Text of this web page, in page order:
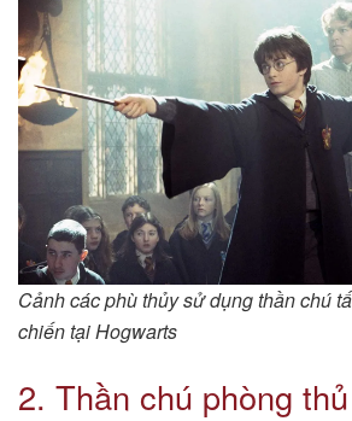
Cảnh các phù thủy sử dụng thần chú
chiến tại Hogwarts
2. Thần chú phòng